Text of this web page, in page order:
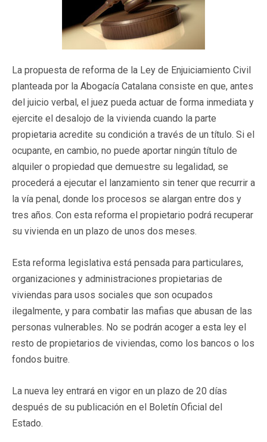
La propuesta de reforma de la Ley de Enjuiciamiento Civil
planteada por la Abogacía Catalana consiste en que, antes
del juicio verbal, el juez pueda actuar de forma inmediata y
ejercite el desalojo de la vivienda cuando la parte
propietaria acredite su condición a través de un título. Si el
ocupante, en cambio, no puede aportar ningún título de
alquiler o propiedad que demuestre su legalidad, se
procederá a ejecutar el lanzamiento sin tener que recurrir a
la vía penal, donde los procesos se alargan entre dos y
tres años. Con esta reforma el propietario podrá recuperar
su vivienda en un plazo de unos dos meses.
Esta reforma legislativa está pensada para particulares,
organizaciones y administraciones propietarias de
viviendas para usos sociales que son ocupados
ilegalmente, y para combatir las mafias que abusan de las
personas vulnerables. No se podrán acoger a esta ley el
resto de propietarios de viviendas, como los bancos o los
fondos buitre.
La nueva ley entrará en vigor en un plazo de 20 días
después de su publicación en el Boletín Oficial del
Estado.